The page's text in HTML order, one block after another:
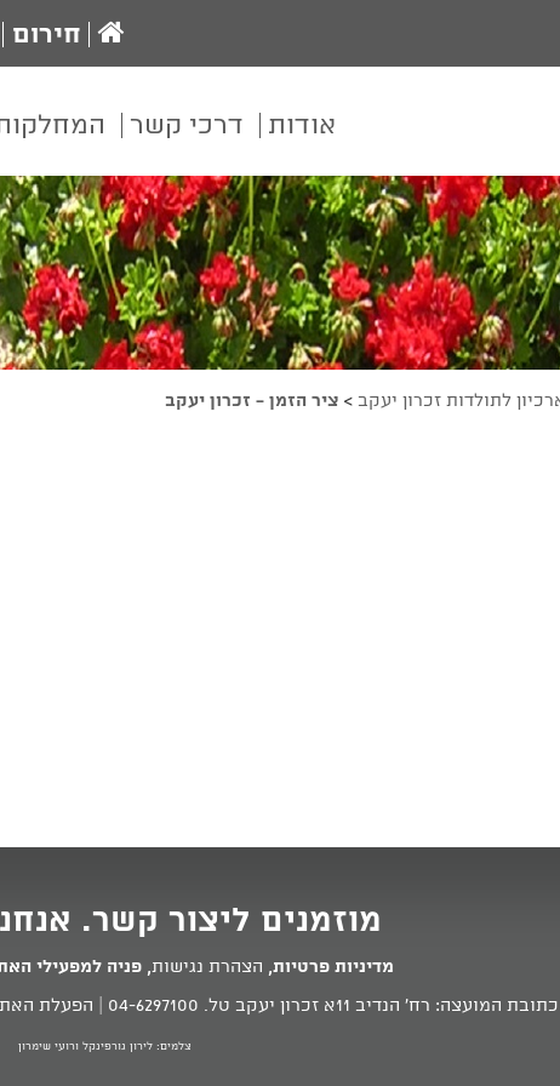
עמוד
הבית
חירום
אודות דרכי קשר
לתולדות זכרון יעקב > ציר הזמן - זכרון יעקב
מוזמנים ליצור קשר.
מדיניות פרטיות, הצהרת נגישות,פניה למפעילי
כתובת המועצה: רח' הנדיב 11א זכרון יעקב טל.
04-6297100 | הפעלת
צלמים: לירון גורפינקל ורועי שימרון